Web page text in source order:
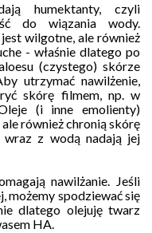
humektanty, czyli
do wiązania wody.
wilgotne, ale również
- właśnie dlatego po
(czystego) skórze
utrzymać nawilżenie,
skórę filmem, np. w
(i inne emolienty)
również chronią skórę
z wodą nadają jej
nawilżanie. Jeśli
możemy spodziewać się
dlatego olejuję twarz
HA.